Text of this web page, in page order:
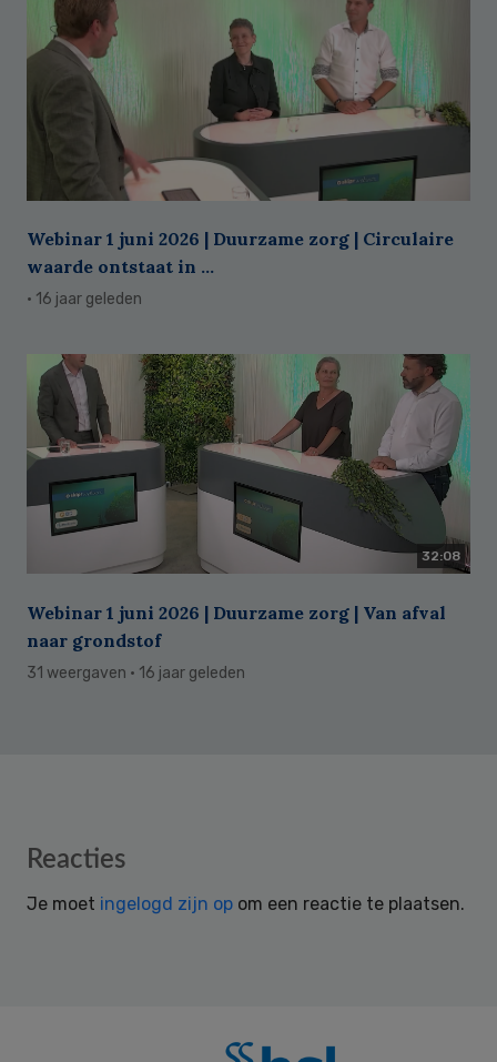
Webinar 1 juni 2026 | Duurzame zorg | Circulaire
waarde ontstaat in ...
· 16 jaar geleden
32:08
Webinar 1 juni 2026 | Duurzame zorg | Van afval
naar grondstof
31 weergaven · 16 jaar geleden
Reader
Reacties
Je moet ingelogd zijn op om een reactie te plaatsen.